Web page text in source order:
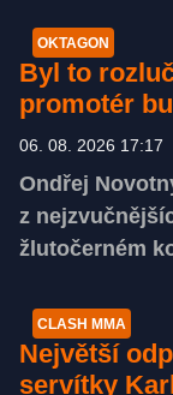
OKTAGON
Byl to
promotér
06. 08. 2026 17:17
Ondřej
z
žlutočerném
CLASH MMA
Největší
servítky